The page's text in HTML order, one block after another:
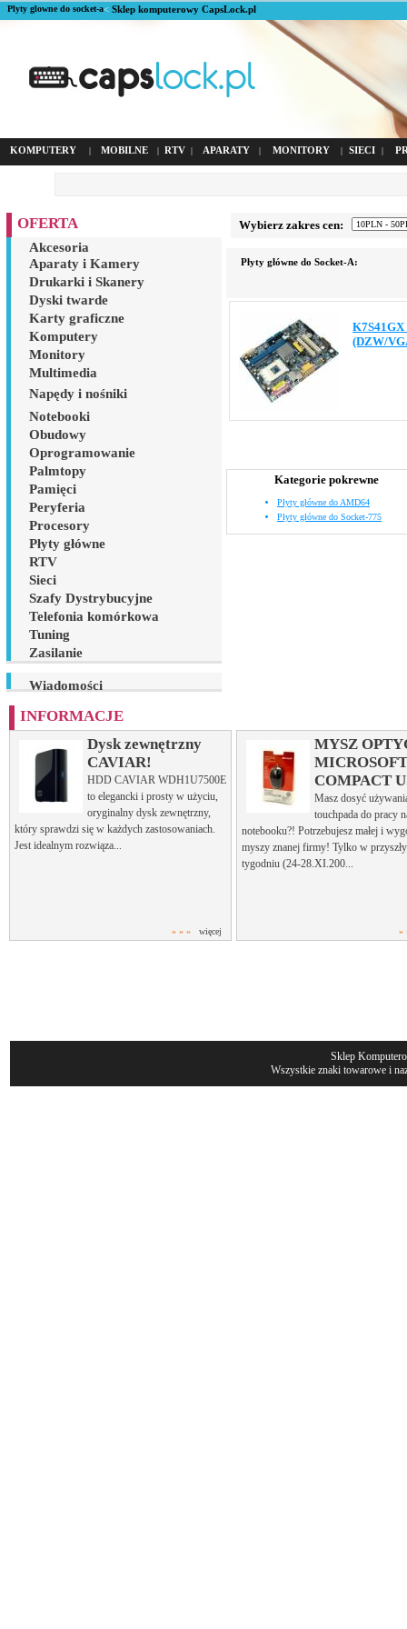
Plyty glowne do socket-a< Sklep komputerowy CapsLock.pl
KOMPUTERY | MOBILNE | RTV | APARATY | MONITORY | SIECI |
OFERTA
Akcesoria
Aparaty i Kamery
Drukarki i Skanery
Dyski twarde
Karty graficzne
Komputery
Monitory
Multimedia
Napędy i nośniki
Notebooki
Obudowy
Oprogramowanie
Palmtopy
Pamięci
Peryferia
Procesory
Płyty główne
RTV
Sieci
Szafy Dystrybucyjne
Telefonia komórkowa
Tuning
Zasilanie
Wiadomości
Wybierz zakres cen:
Płyty główne do Socket-A:
K7S41GX
(DZW/
Kategorie pokrewne
Płyty główne do AMD64
Płyty główne do Socket-775
INFORMACJE
Dysk zewnętrzny
CAVIAR!
HDD CAVIAR WDH1U7500E
to elegancki i prosty w użyciu,
oryginalny dysk zewnętrzny,
który sprawdzi się w każdych zastosowaniach.
Jest idealnym rozwiąza...
» » » więcej
MYSZ
MICROSOFT
COMPACT
Masz dosyć
touchpada do pracy
notebooku?! Potrzebujesz małej i
myszy znanej firmy! Tylko w
tygodniu (24-28.XI.200...
»
Sklep
Wszystkie znaki towarowe i